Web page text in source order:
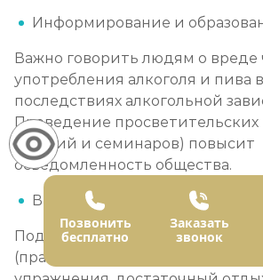
Информирование и
Важно говорить людям о вреде
употребления алкоголя и пива
последствиях алкогольной
Проведение
(лекций и семинаров) повысит
осведомленность общества.
Ведение здорового образа
Поддержание здорового образа
(правильное питание,
Позвонить
бесплатно
Заказать
звонок